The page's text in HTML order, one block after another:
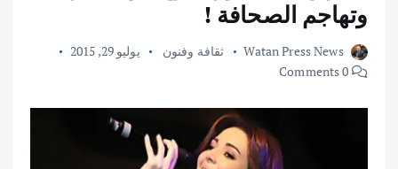
وتهاجم الصحافة !
Watan Press News ثقافة وفنون
يوليو 29, 2015